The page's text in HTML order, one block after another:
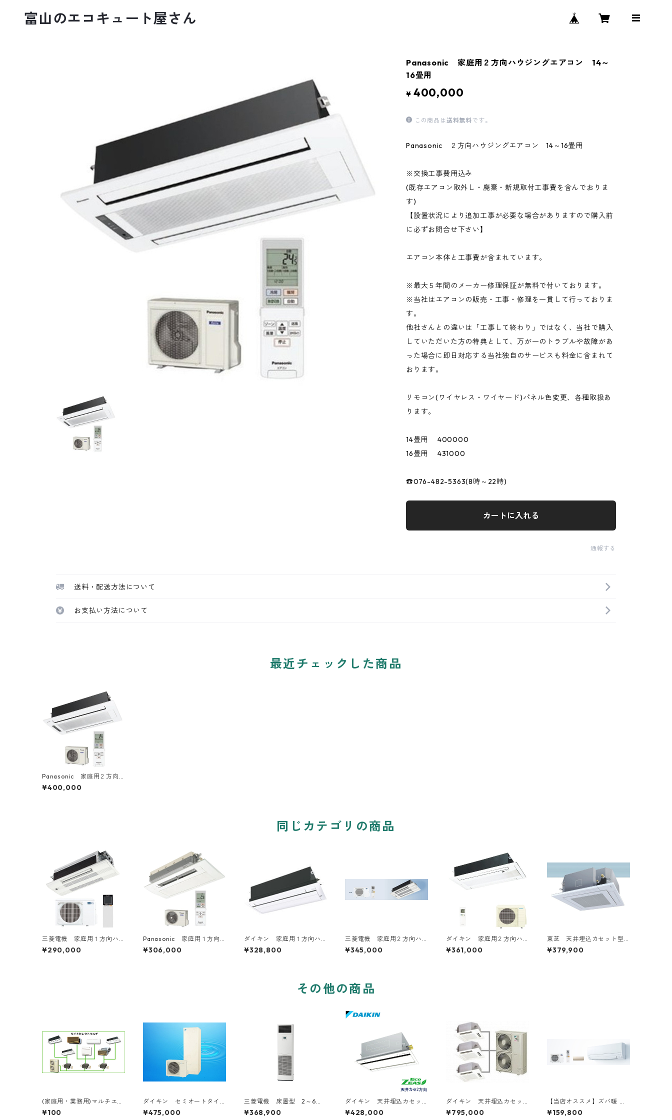
富山のエコキュート屋さん
Panasonic 家庭用２方向ハウジングエアコン 14～
16畳用
¥ 400,000
この商品は送料無料です。
Panasonic ２方向ハウジングエアコン 14～16畳用
※交換工事費用込み
(既存エアコン取外し・廃棄・新規取付工事費を含んでおりま
す)
【設置状況により追加工事が必要な場合がありますので購入前
に必ずお問合せ下さい】
エアコン本体と工事費が含まれています。
※最大５年間のメーカー修理保証が無料で付いております。
※当社はエアコンの販売・工事・修理を一貫して行っておりま
す。
他社さんとの違いは「工事して終わり」ではなく、当社で購入
していただいた方の特典として、万が一のトラブルや故障があ
った場合に即日対応する当社独自のサービスも料金に含まれて
おります。
リモコン(ワイヤレス・ワイヤード)パネル色変更、各種取扱あ
ります。
14畳用 400000
16畳用 431000
☎076-482-5363(8時～22時)
カートに入れる
通報する
送料・配送方法について
お支払い方法について
最近チェックした商品
Panasonic 家庭用２方向
ハウジングエアコン 14～1
6畳用
¥400,000
同じカテゴリの商品
三菱電機 家庭用１方向ハ
ウジングエアコン 6～20
畳用
¥290,000
Panasonic 家庭用１方向
ハウジングエアコン 6～18
畳用
¥306,000
ダイキン 家庭用１方向ハ
ウジングエアコン 10～20
畳用
¥328,800
三菱電機 家庭用２方向ハ
ウジングエアコン 14～20
畳用
¥345,000
ダイキン 家庭用２方向ハ
ウジングエアコン 14～16
畳用
¥361,000
東芝 天井埋込カセット型4
方向 1.5～6馬力
¥379,900
その他の商品
(家庭用・業務用)マルチエア
コン各種
¥100
ダイキン セミオートタイ
プ 工事費込み 補助金対
象機種
¥475,000
三菱電機 床置型 2～6馬
力
¥368,900
ダイキン 天井埋込カセッ
ト型2方向 2～6馬力
¥428,000
ダイキン 天井埋込カセッ
ト型4方向 8～15馬力 ツ
イン2対1トリプル3対1
¥795,000
【当店オススメ】ズバ暖 三
菱電機 6～18畳用
¥159,800